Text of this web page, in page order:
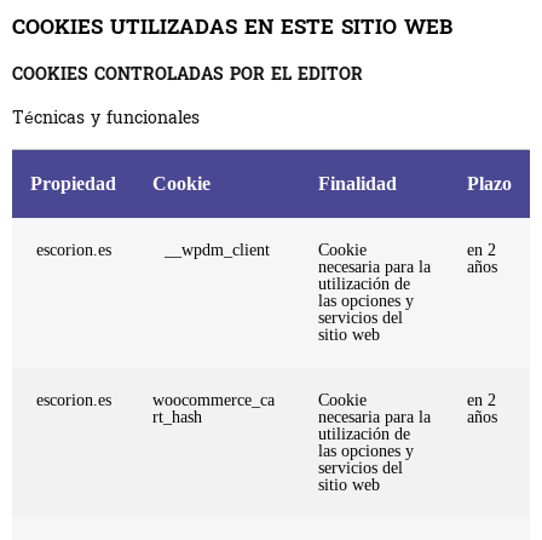
COOKIES UTILIZADAS EN ESTE SITIO WEB
COOKIES CONTROLADAS POR EL EDITOR
Técnicas y funcionales
Propiedad Cookie Finalidad Plazo
escorion.es __wpdm_client
Cookie
necesaria para la
utilización de
las opciones y
servicios del
sitio web
en 2
años
escorion.es
woocommerce_ca
rt_hash
Cookie
necesaria para la
utilización de
las opciones y
servicios del
sitio web
en 2
años